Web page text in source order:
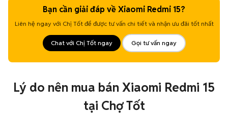
Bạn cần giải đáp về Xiaomi Redmi 15?
Liên hệ ngay với Chị Tốt để được tư vấn chi tiết và nhận ưu đãi tốt nhất
Chat với Chị Tốt ngay Gọi tư vấn ngay
Lý do nên mua bán Xiaomi Redmi 15
tại Chợ Tốt